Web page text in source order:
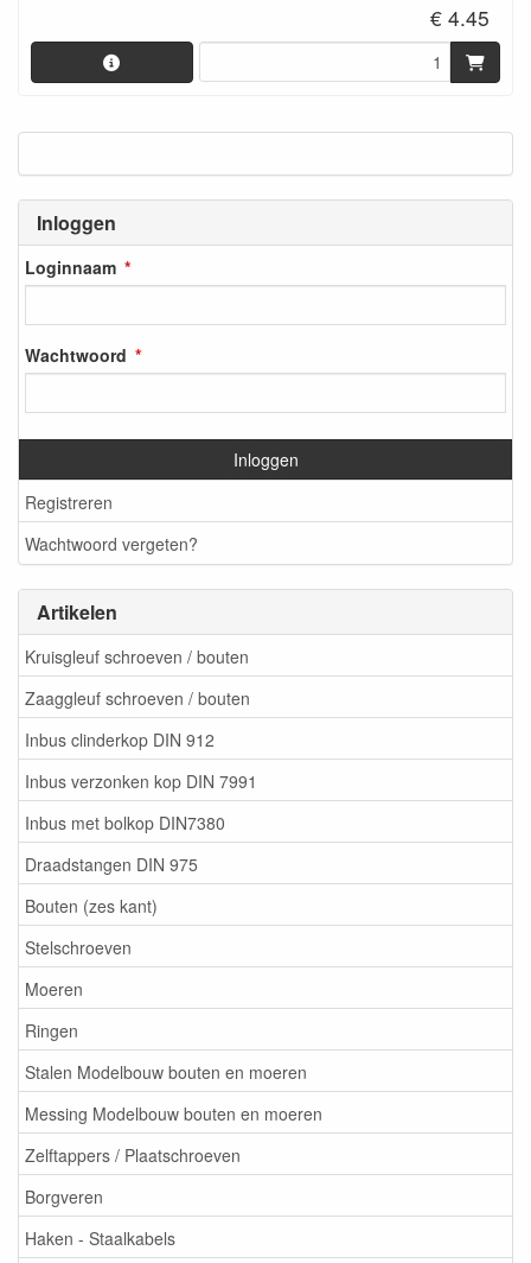
Inloggen
Loginnaam
Wachtwoord
Inloggen
Registreren
Wachtwoord vergeten?
Artikelen
Kruisgleuf schroeven / bouten
Zaaggleuf schroeven / bouten
Inbus clinderkop DIN 912
Inbus verzonken kop DIN 7991
Inbus met bolkop DIN7380
Draadstangen DIN 975
Bouten (zes kant)
Stelschroeven
Moeren
Ringen
Stalen Modelbouw bouten en moeren
Messing Modelbouw bouten en moeren
Zelftappers / Plaatschroeven
Borgveren
Haken - Staalkabels
€ 4.45